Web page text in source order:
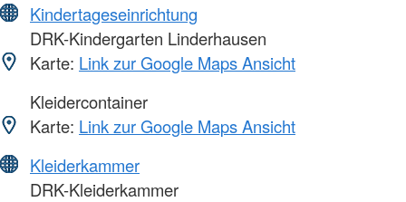
Kindertageseinrichtung
DRK-Kindergarten Linderhausen
Karte: Link zur Google Maps Ansicht
Kleidercontainer
Karte: Link zur Google Maps Ansicht
Kleiderkammer
DRK-Kleiderkammer